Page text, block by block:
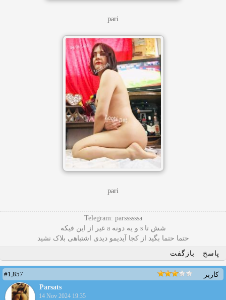
pari
pari
Telegram: parssssssa
شش تا s و یه دونه a غیر از این فیکه
حتما حتما بگید از کجا آیدیمو دیدی اشتباهی بلاک نشید
پاسخ
بازگفت
کاربر
#1,857
Parsats
14 Nov 2024 19:35